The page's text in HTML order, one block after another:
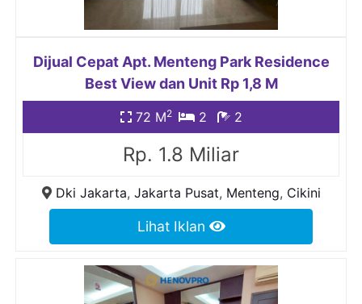
Dijual Cepat Apt. Menteng Park Residence
Best View dan Unit Rp 1,8 M
72 M2 2 2
Rp. 1.8 Miliar
Dki Jakarta, Jakarta Pusat, Menteng, Cikini
Lihat Iklan